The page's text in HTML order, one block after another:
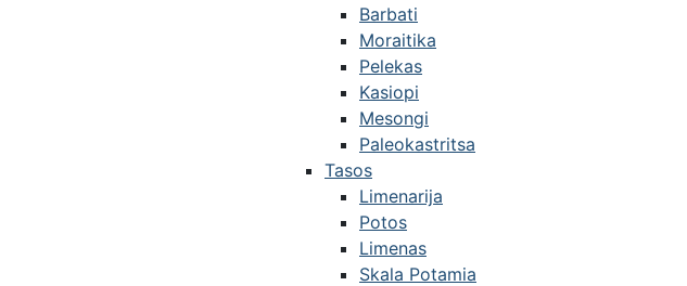
Barbati
Moraitika
Pelekas
Kasiopi
Mesongi
Paleokastritsa
Tasos
Limenarija
Potos
Limenas
Skala Potamia